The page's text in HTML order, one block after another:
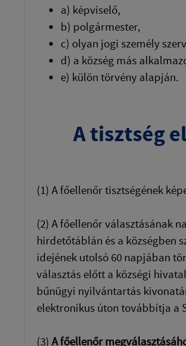
a) képviselő,
b) polgármester,
c) olyan jogi személy
d) a község más
e) külön törvény alapján.
A tisztség
(1) A főellenőr tisztségének
(2) A főellenőr választásának
hirdetőtáblán és a községben
idejének utolsó 60 napjában
választás előtt a községi
bűnügyi nyilvántartás
elektronikus úton továbbítja a
(3) A főellenőr